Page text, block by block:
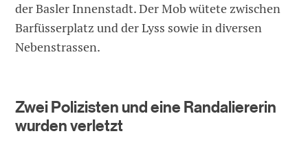
der Basler Innenstadt. Der Mob wütete zwischen
Barfüsserplatz und der Lyss sowie in diversen
Nebenstrassen.
Zwei Polizisten und eine Randaliererin
wurden verletzt